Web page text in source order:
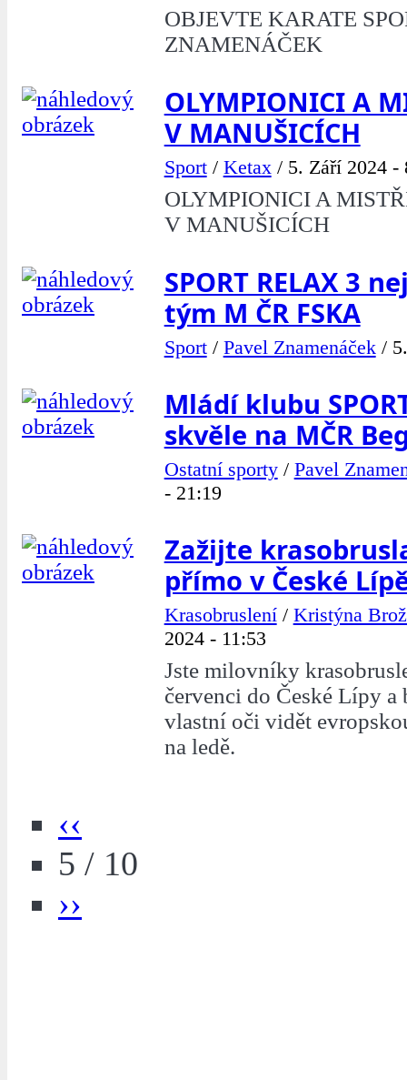
OBJEVTE KARATE
ZNAMENÁČEK
OLYMPIONICI A
V MANUŠICÍCH
Sport/ Ketax/ 5. Září 2024 -
OLYMPIONICI A
V MANUŠICÍCH
SPORT RELAX 3
tým M ČR FSKA
Sport/ Pavel Znamenáček/
Mládí klubu
skvěle na MČR
Ostatní sporty/ Pavel
- 21:19
Zažijte
přímo v České
Krasobruslení/ Kristýna
2024 - 11:53
Jste milovníky
červenci do České Lípy a
vlastní oči vidět
na ledě.
‹‹
5 / 10
››